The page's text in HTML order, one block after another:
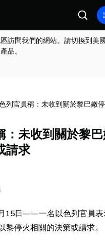
訪問我們的網站。請切換到美
品。
列官員稱：未收到關於黎巴嫩
：未收到關於黎
請求
15日——一名以色列官員表
黎停火相關的決策或請求。